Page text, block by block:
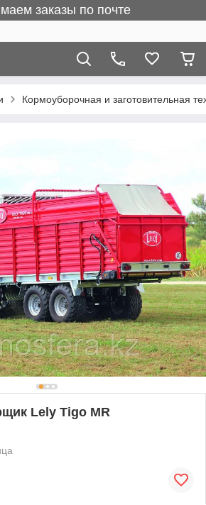
заказы по почте
Кормоуборочная и заготовительная
Lely Tigo MR